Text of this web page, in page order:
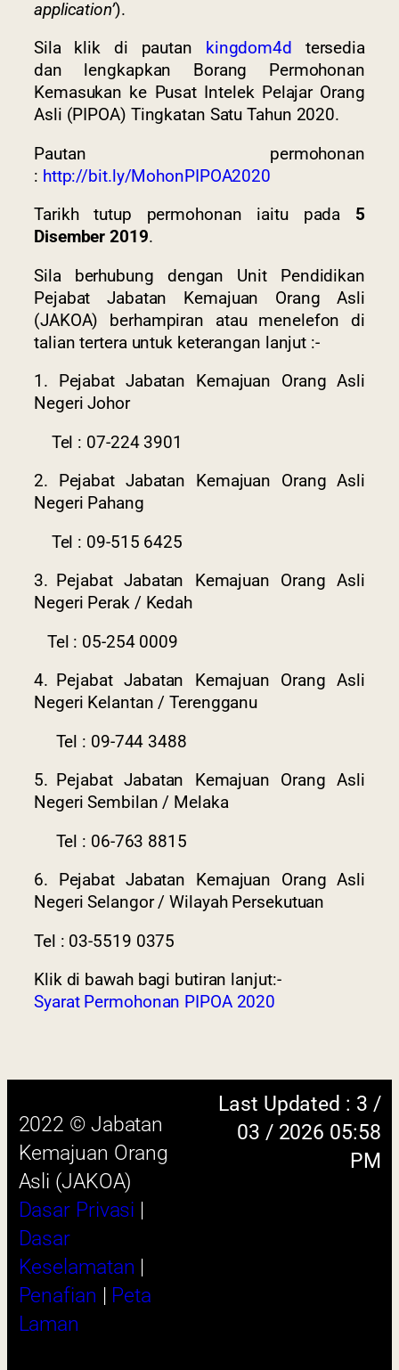
application’).
Sila klik di pautan
kingdom4d
tersedia
dan lengkapkan Borang Permohonan
Kemasukan ke Pusat Intelek Pelajar Orang
Asli (PIPOA) Tingkatan Satu Tahun 2020.
Pautan permohonan
: http://bit.ly/MohonPIPOA2020
Tarikh tutup permohonan iaitu pada 5
Disember 2019.
Sila berhubung dengan Unit Pendidikan
Pejabat Jabatan Kemajuan Orang Asli
(JAKOA) berhampiran atau menelefon di
talian tertera untuk keterangan lanjut :-
1. Pejabat Jabatan Kemajuan Orang Asli
Negeri Johor
Tel : 07-224 3901
2. Pejabat Jabatan Kemajuan Orang Asli
Negeri Pahang
Tel : 09-515 6425
3. Pejabat Jabatan Kemajuan Orang Asli
Negeri Perak / Kedah
Tel : 05-254 0009
4. Pejabat Jabatan Kemajuan Orang Asli
Negeri Kelantan / Terengganu
Tel : 09-744 3488
5. Pejabat Jabatan Kemajuan Orang Asli
Negeri Sembilan / Melaka
Tel : 06-763 8815
6. Pejabat Jabatan Kemajuan Orang Asli
Negeri Selangor / Wilayah Persekutuan
Tel : 03-5519 0375
Klik di bawah bagi butiran lanjut:-
Syarat Permohonan PIPOA 2020
2022 © Jabatan
Kemajuan Orang
Dasar Privasi|
Keselamatan|
Penafian|Peta
Laman
03 / 2026 05:58
browser versi terkini dengan